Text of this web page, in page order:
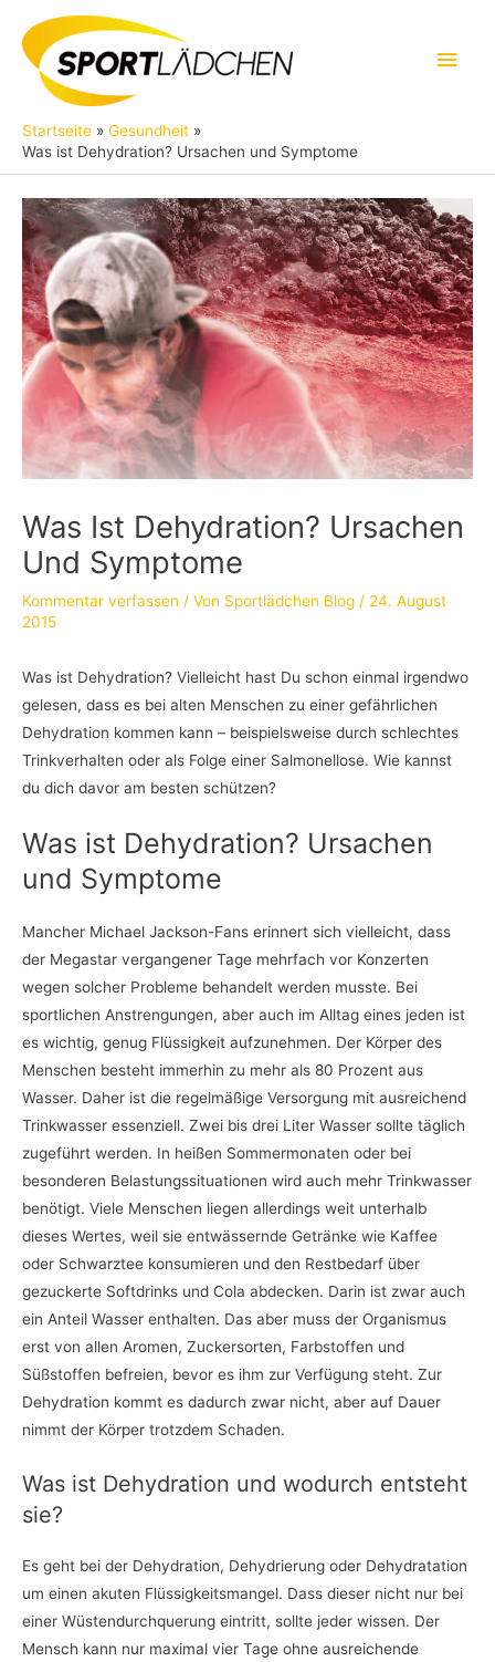
Inhalt
springen
Startseite
Gesundheit
Was ist Dehydration? Ursachen und Symptome
Was Ist Dehydration? Ursachen
Und Symptome
Kommentar verfassen / Von Sportlädchen Blog / 24. August
2015
Was ist Dehydration? Vielleicht hast Du schon einmal irgendwo
gelesen, dass es bei alten Menschen zu einer gefährlichen
Dehydration kommen kann – beispielsweise durch schlechtes
Trinkverhalten oder als Folge einer Salmonellose. Wie kannst
du dich davor am besten schützen?
Was ist Dehydration? Ursachen
und Symptome
Mancher Michael Jackson-Fans erinnert sich vielleicht, dass
der Megastar vergangener Tage mehrfach vor Konzerten
wegen solcher Probleme behandelt werden musste. Bei
sportlichen Anstrengungen, aber auch im Alltag eines jeden ist
es wichtig, genug Flüssigkeit aufzunehmen. Der Körper des
Menschen besteht immerhin zu mehr als 80 Prozent aus
Wasser. Daher ist die regelmäßige Versorgung mit ausreichend
Trinkwasser essenziell. Zwei bis drei Liter Wasser sollte täglich
zugeführt werden. In heißen Sommermonaten oder bei
besonderen Belastungssituationen wird auch mehr Trinkwasser
benötigt. Viele Menschen liegen allerdings weit unterhalb
dieses Wertes, weil sie entwässernde Getränke wie Kaffee
oder Schwarztee konsumieren und den Restbedarf über
gezuckerte Softdrinks und Cola abdecken. Darin ist zwar auch
ein Anteil Wasser enthalten. Das aber muss der Organismus
erst von allen Aromen, Zuckersorten, Farbstoffen und
Süßstoffen befreien, bevor es ihm zur Verfügung steht. Zur
Dehydration kommt es dadurch zwar nicht, aber auf Dauer
nimmt der Körper trotzdem Schaden.
Was ist Dehydration und wodurch entsteht
sie?
Es geht bei der Dehydration, Dehydrierung oder Dehydratation
um einen akuten Flüssigkeitsmangel. Dass dieser nicht nur bei
einer Wüstendurchquerung eintritt, sollte jeder wissen. Der
Mensch kann nur maximal vier Tage ohne ausreichende